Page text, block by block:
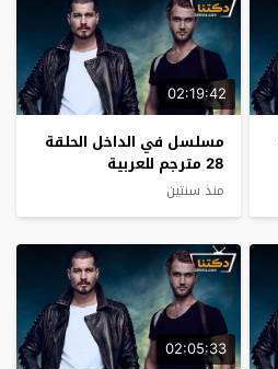
02:19:42
مسلسل في الداخل الحلقة
28 مترجم للعربية
منذ سنتين
02:05:33